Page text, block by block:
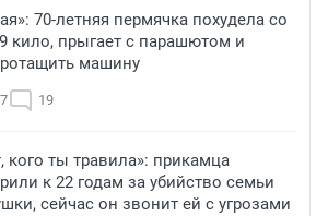
70-летняя пермячка похудела со
кило, прыгает с парашютом и
машину
19
кого ты травила»: прикамца
к 22 годам за убийство семьи
сейчас он звонит ей с угрозами